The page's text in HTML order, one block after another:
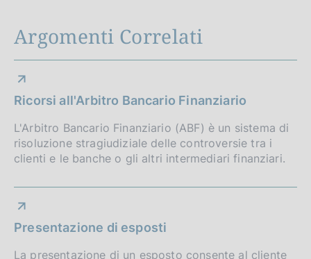
S
e
z
i
o
n
e
d
i
Argomenti Correlati
Ricorsi all'Arbitro Bancario Finanziario
L'Arbitro Bancario Finanziario (ABF) è un sistema di
risoluzione stragiudiziale delle controversie tra i
clienti e le banche o gli altri intermediari finanziari.
Presentazione di esposti
La presentazione di un esposto consente al cliente